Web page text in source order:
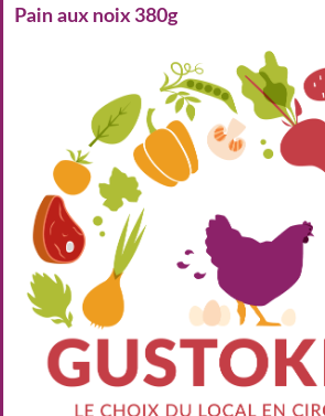
Pain aux noix 380g